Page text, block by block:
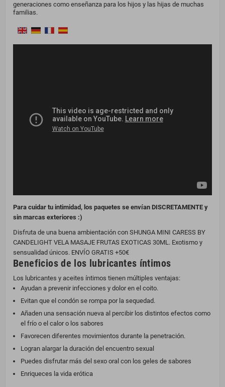
generaciones como enseñanza para los hijos y las hijas de muchas
familias.
Para cuidar tu intimidad, los paquetes se envían DISCRETAMENTE y
sin marcas exteriores :)
Disfruta de una buena ambientación con SHUNGA MINI CARESS BY
CANDELIGHT VELA MASAJE FRUTAS EXOTICAS 30ML. Exotismo y
sensualidad únicos. ENVÍO GRATIS +50€
Beneficios de los lubricantes íntimos
Los lubricantes y aceites íntimos tienen múltiples ventajas:
Ayudan a prevenir infecciones y dolor en el coito.
Evitan que el condón se rompa por la sequedad.
Añaden una sensación nueva al percibir los distintos efectos como
el frío o el calor o los sabores
Favorecen diferentes movimientos durante la penetración.
Logran alargar la duración del encuentro sexual
Puedes disfrutar más del sexo oral con los geles de sabores
Enriqueces la vida erótica